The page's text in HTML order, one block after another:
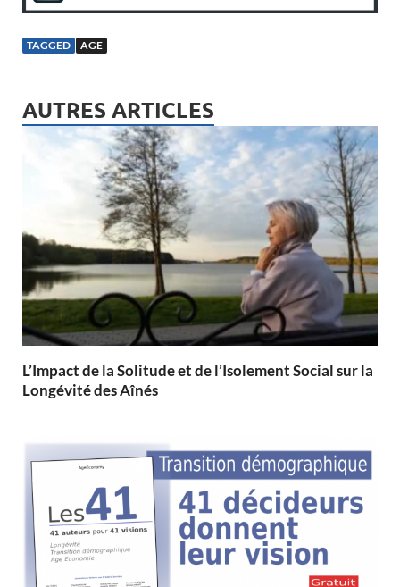
TAGGED AGE
AUTRES ARTICLES
L’Impact de la Solitude et de l’Isolement Social sur la
Longévité des Aînés